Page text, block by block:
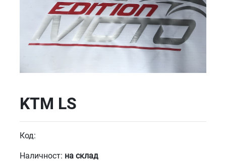
KTM LS
Код:
Наличност: на склад